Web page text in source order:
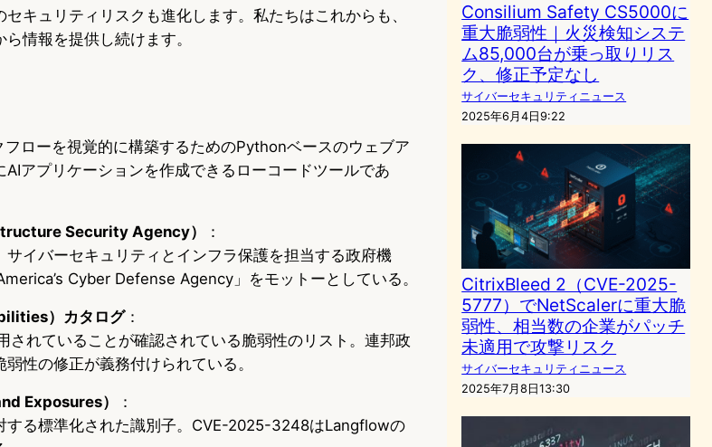
キュリティリスクも進化します。私たちはこれからも、
情報を提供し続けます。
ローを視覚的に構築するためのPythonベースのウェブア
アプリケーションを作成できるローコードツールであ
Security Agency）
：
イバーセキュリティとインフラ保護を担当する政府機
Cyber Defense Agency」をモットーとしている。
）カタログ：
されていることが確認されている脆弱性のリスト。連邦政
性の修正が義務付けられている。
Exposures）
：
する標準化された識別子。CVE-2025-3248はLangflowの
Consilium Safety CS5000に
重大脆弱性｜火災検知システ
ム85,000台が乗っ取りリス
ク、修正予定なし
サイバーセキュリティニュース
2025年6月4日9:22
CitrixBleed 2（CVE-2025-
5777）でNetScalerに重大脆
弱性、相当数の企業がパッチ
未適用で攻撃リスク
サイバーセキュリティニュース
2025年7月8日13:30